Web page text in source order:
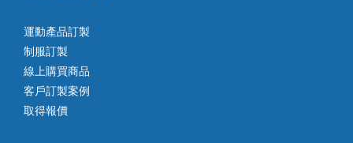
運動產品訂製
制服訂製
線上購買商品
客戶訂製案例
取得報價